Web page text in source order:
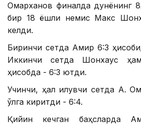
Омарханов финалда дунёнинг
бир 18 ёшли немис Макс
келди.
Биринчи сетда Амир 6:3
Иккинчи сетда Шонхаус
ҳисобда - 6:3 ютди.
Учинчи, ҳал қилувчи сетда А.
қўлга киритди - 6:4.
Қийин кечган баҳсларда